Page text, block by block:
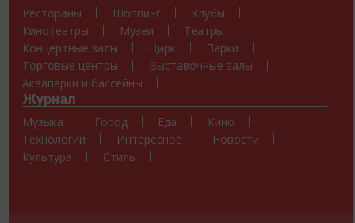
Рестораны Шоппинг
Клубы
Кинотеатры
Музеи
Театры
Концертные залы
Цирк
Парки
Торговые центры
Выставочные залы
Аквапарки и бассейны
Журнал
Музыка Город Еда
Кино
Технологии
Интересное
Новости
Культура
Стиль